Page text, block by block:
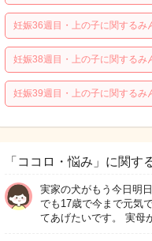
妊娠36週目・上の子に関するみ
妊娠38週目・上の子に関するみ
妊娠39週目・上の子に関するみ
「ココロ・悩み」に関す
実家の犬がもう今日明
でも17歳で今まで元気
てあげたいです。 実母